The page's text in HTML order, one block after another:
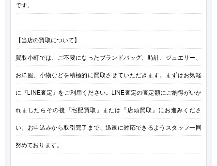
です。
【当店の買取について】
買取小町では、ご不要になったブランドバッグ、時計、ジュエリー、
お洋服、小物などを積極的に買取させていただきます。まずはお気軽
に『LINE査定』をご利用ください。LINE査定の査定額にご納得がいか
れましたらその後『宅配買取』または『店頭買取』にお進みくださ
い。お申込みから取引完了まで、迅速に対応できるようスタッフ一同
努めております。